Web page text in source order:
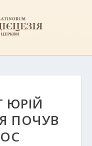
ЮРІЙ
ПОЧУВ